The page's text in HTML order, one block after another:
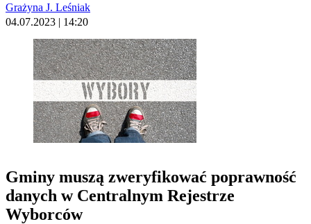
Grażyna J. Leśniak
04.07.2023 | 14:20
Gminy muszą zweryfikować poprawność
danych w Centralnym Rejestrze
Wyborców